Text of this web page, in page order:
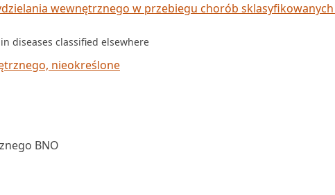
wewnętrznego w przebiegu chorób
diseases classified elsewhere
nieokreślone
BNO